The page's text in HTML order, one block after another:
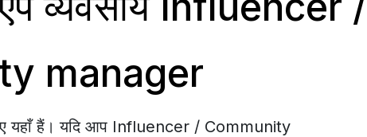
manager
यहाँ हैं। यदि आप Influencer / Community